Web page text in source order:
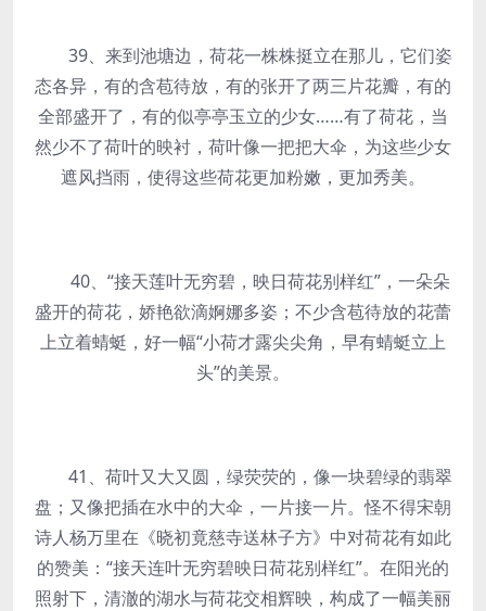
39、来到池塘边，荷花一株株挺立在那儿，它们姿
态各异，有的含苞待放，有的张开了两三片花瓣，有的
全部盛开了，有的似亭亭玉立的少女……有了荷花，当
然少不了荷叶的映衬，荷叶像一把把大伞，为这些少女
遮风挡雨，使得这些荷花更加粉嫩，更加秀美。
40、“接天莲叶无穷碧，映日荷花别样红”，一朵朵
盛开的荷花，娇艳欲滴婀娜多姿；不少含苞待放的花蕾
上立着蜻蜓，好一幅“小荷才露尖尖角，早有蜻蜓立上
头”的美景。
41、荷叶又大又圆，绿荧荧的，像一块碧绿的翡翠
盘；又像把插在水中的大伞，一片接一片。怪不得宋朝
诗人杨万里在《晓初竟慈寺送林子方》中对荷花有如此
的赞美：“接天连叶无穷碧映日荷花别样红”。在阳光的
照射下，清澈的湖水与荷花交相辉映，构成了一幅美丽